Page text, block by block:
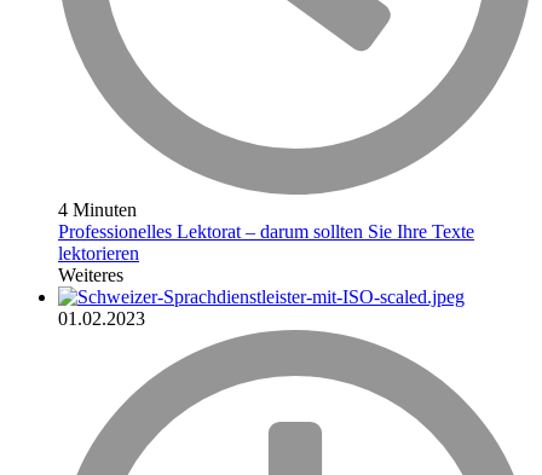
4 Minuten
Professionelles Lektorat – darum sollten Sie Ihre Texte
lektorieren
Weiteres
01.02.2023